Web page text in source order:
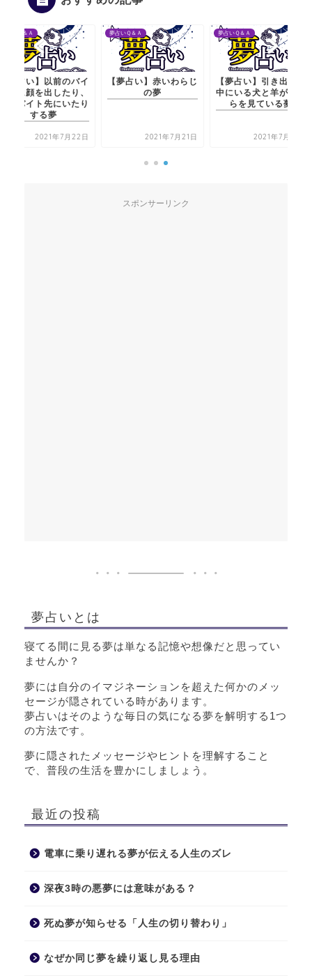
夢占いＱ＆Ａ
【夢占い】赤いわらじ
の夢
2021年7月21日
夢占いＱ＆Ａ
【夢占い】引き出しの
中にいる犬と羊がこち
2021年7月21日
夢占いＱ＆Ａ
【夢占い】以前のバイ
ト先に顔を出したり、
2021年7月22日
スポンサーリンク
夢占いとは
寝てる間に見る夢は単なる記憶や想像だと思ってい
ませんか？
夢には自分のイマジネーションを超えた何かのメッ
セージが隠されている時があります。
夢占いはそのような毎日の気になる夢を解明する1つ
の方法です。
夢に隠されたメッセージやヒントを理解すること
で、普段の生活を豊かにしましょう。
最近の投稿
電車に乗り遅れる夢が伝える人生のズレ
深夜3時の悪夢には意味がある？
死ぬ夢が知らせる「人生の切り替わり」
なぜか同じ夢を繰り返し見る理由